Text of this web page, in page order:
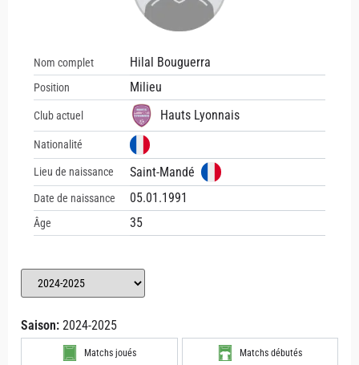
Nom complet Hilal Bouguerra
Position Milieu
Club actuel Hauts Lyonnais
Nationalité
Lieu de naissance Saint-Mandé
Date de naissance 05.01.1991
Âge 35
Saison: 2024-2025
Matchs joués Matchs débutés